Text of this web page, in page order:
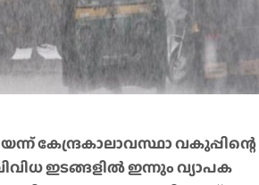
കേന്ദ്രകാലാവസ്ഥാ വകുപ്പിന്റെ
ഇടങ്ങളില്‍ ഇന്നും വ്യാപക